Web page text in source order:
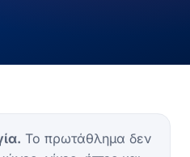
Το πρωτάθλημα δεν